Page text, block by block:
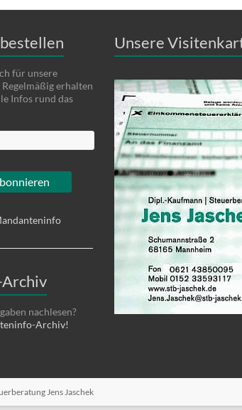
für unsere
erhalten
Infos rund das
nachlesen?
Archiv!
Unsere
Jens Jaschek